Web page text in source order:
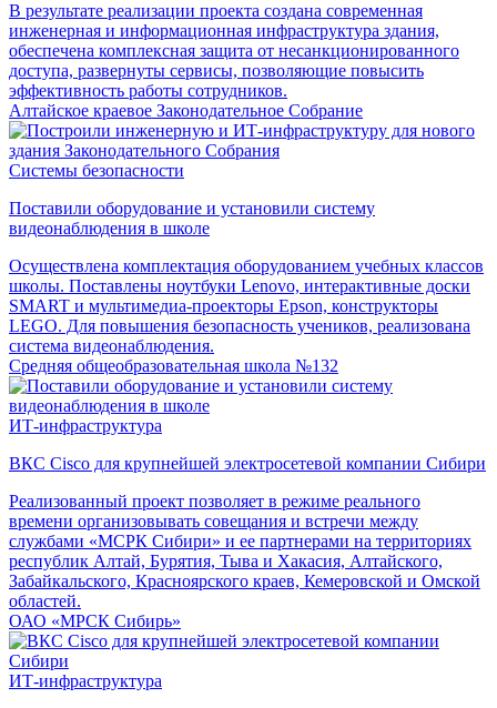
В результате реализации проекта создана современная
инженерная и информационная инфраструктура здания,
обеспечена комплексная защита от несанкционированного
доступа, развернуты сервисы, позволяющие повысить
эффективность работы сотрудников.
Алтайское краевое Законодательное Собрание
Системы безопасности
Поставили оборудование и установили систему
видеонаблюдения в школе
Осуществлена комплектация оборудованием учебных классов
школы. Поставлены ноутбуки Lenovo, интерактивные доски
SMART и мультимедиа-проекторы Epson, конструкторы
LEGO. Для повышения безопасность учеников, реализована
система видеонаблюдения.
Средняя общеобразовательная школа №132
ИТ-инфраструктура
ВКС Cisco для крупнейшей электросетевой компании Сибири
Реализованный проект позволяет в режиме реального
времени организовывать совещания и встречи между
службами «МСРК Сибири» и ее партнерами на территориях
республик Алтай, Бурятия, Тыва и Хакасия, Алтайского,
Забайкальского, Красноярского краев, Кемеровской и Омской
областей.
ОАО «МРСК Сибирь»
ИТ-инфраструктура